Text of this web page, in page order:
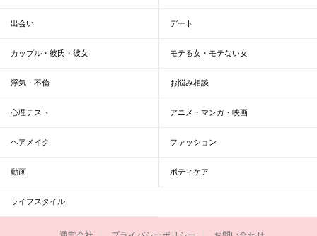
出会い デート
カップル・彼氏・彼女 モテる女・モテない女
浮気・不倫 お悩み相談
心理テスト アニメ・マンガ・映画
ヘアメイク ファッション
動画 ボディケア
ライフスタイル